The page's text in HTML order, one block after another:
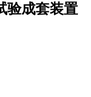
验成套装置